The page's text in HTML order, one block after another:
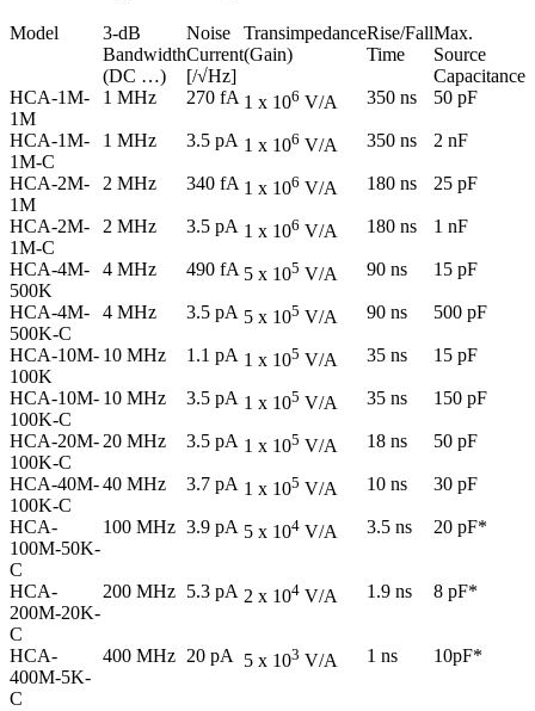
Model
3-dB
Bandwidth
(DC …)
Noise
Current
[/√Hz]
Transimpedance
(Gain)
Rise/Fall
Time
Max.
Source
Capacitance
HCA-1M-
1M
1 MHz 270 fA 1 x 106 V/A 350 ns 50 pF
HCA-1M-
1M-C
1 MHz 3.5 pA 1 x 106 V/A 350 ns 2 nF
HCA-2M-
1M
2 MHz 340 fA 1 x 106 V/A 180 ns 25 pF
HCA-2M-
1M-C
2 MHz 3.5 pA 1 x 106 V/A 180 ns 1 nF
HCA-4M-
500K
4 MHz 490 fA 5 x 105 V/A 90 ns 15 pF
HCA-4M-
500K-C
4 MHz 3.5 pA 5 x 105 V/A 90 ns 500 pF
HCA-10M-
100K
10 MHz 1.1 pA 1 x 105 V/A 35 ns 15 pF
HCA-10M-
100K-C
10 MHz 3.5 pA 1 x 105 V/A 35 ns 150 pF
HCA-20M-
100K-C
20 MHz 3.5 pA 1 x 105 V/A 18 ns 50 pF
HCA-40M-
100K-C
40 MHz 3.7 pA 1 x 105 V/A 10 ns 30 pF
HCA-
100M-50K-
C
100 MHz 3.9 pA 5 x 104 V/A 3.5 ns 20 pF*
HCA-
200M-20K-
C
200 MHz 5.3 pA 2 x 104 V/A 1.9 ns 8 pF*
HCA-
400M-5K-
C
400 MHz 20 pA 5 x 103 V/A 1 ns 10pF*